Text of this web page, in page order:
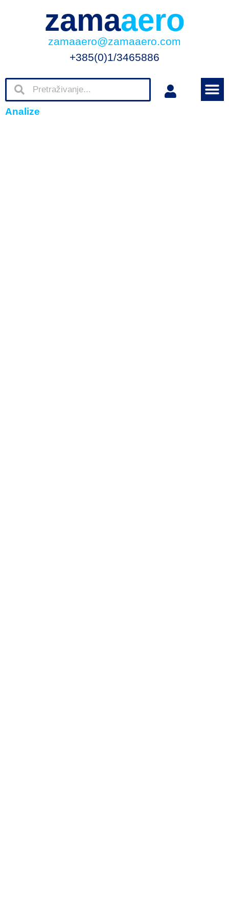
zamaaero
zamaaero@zamaaero.com
+385(0)1/3465886
Analize